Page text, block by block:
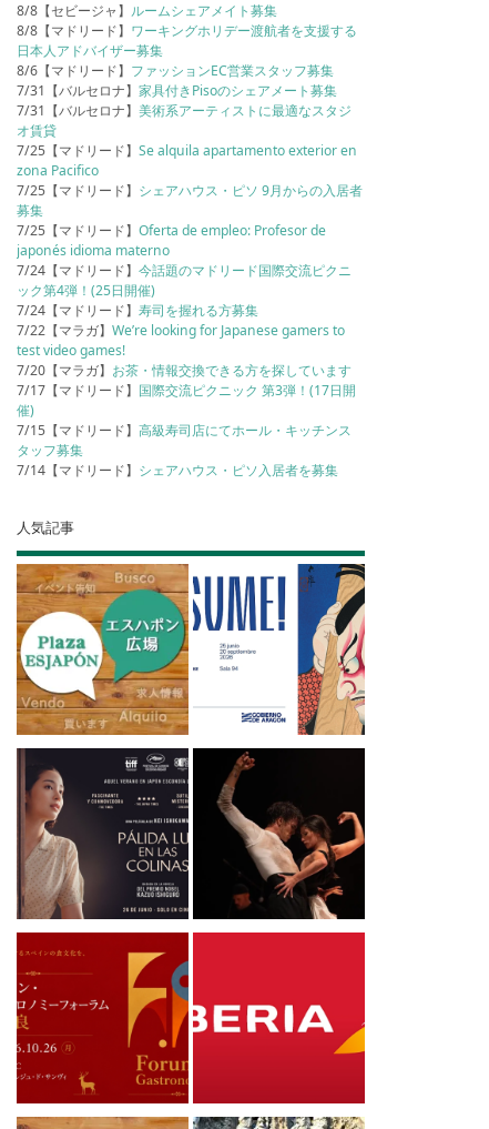
8/8【セビージャ】ルームシェアメイト募集
8/8【マドリード】 ワーキングホリデー渡航者を支援する
日本人アドバイザー募集
8/6【マドリード】 ファッションEC営業スタッフ募集
7/31【バルセロナ】家具付きPisoのシェアメート募集
7/31【バルセロナ】美術系アーティストに最適なスタジ
オ賃貸
7/25【マドリード】Se alquila apartamento exterior en
zona Pacifico
7/25【マドリード】 シェアハウス・ピソ 9月からの入居者
募集
7/25【マドリード】Oferta de empleo: Profesor de
japonés idioma materno
7/24【マドリード】今話題のマドリード国際交流ピクニ
ック第4弾！(25日開催)
7/24【マドリード】寿司を握れる方募集
7/22【マラガ】We’re looking for Japanese gamers to
test video games!
7/20【マラガ】 お茶・情報交換できる方を探しています
7/17【マドリード】 国際交流ピクニック 第3弾！(17日開
催)
7/15【マドリード】高級寿司店にてホール・キッチンス
タッフ募集
7/14【マドリード】 シェアハウス・ピソ入居者を募集
人気記事